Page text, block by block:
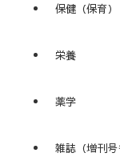
保健（保育）
栄養
薬学
雑誌（増刊号